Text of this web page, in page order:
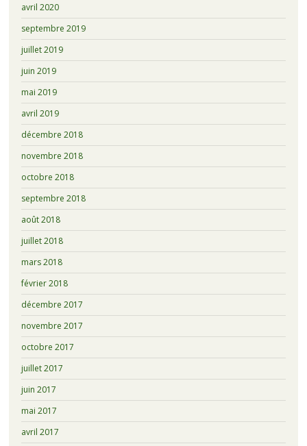
avril 2020
septembre 2019
juillet 2019
juin 2019
mai 2019
avril 2019
décembre 2018
novembre 2018
octobre 2018
septembre 2018
août 2018
juillet 2018
mars 2018
février 2018
décembre 2017
novembre 2017
octobre 2017
juillet 2017
juin 2017
mai 2017
avril 2017